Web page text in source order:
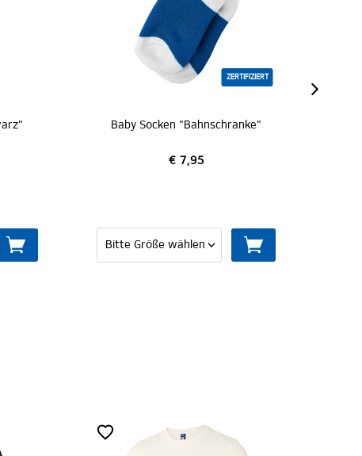
ZERTIFIZIERT
Baby Socken "Bahnschranke" Sportsocken 2er-Set